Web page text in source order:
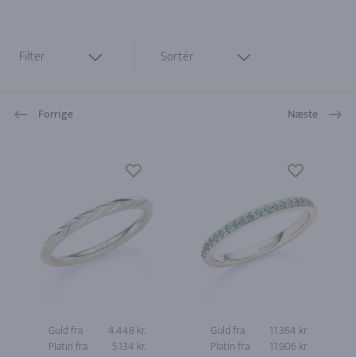
Filter Sortér
Forrige Næste
Guld fra
4.448 kr.
Platin fra
5.134 kr.
Guld fra
11.364 kr.
Platin fra
11.906 kr.